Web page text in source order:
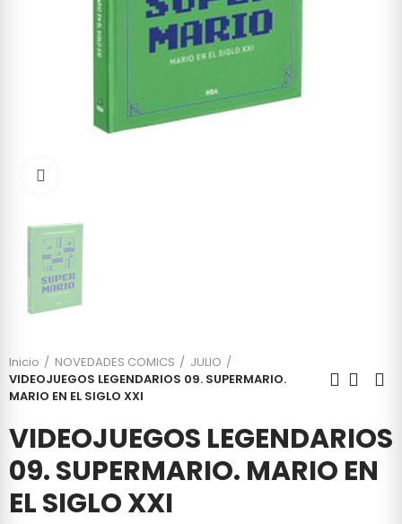
Inicio NOVEDADES COMICS
JULIO
VIDEOJUEGOS LEGENDARIOS 09. SUPERMARIO.
MARIO EN EL SIGLO XXI
VIDEOJUEGOS LEGENDARIOS
09. SUPERMARIO. MARIO EN
EL SIGLO XXI